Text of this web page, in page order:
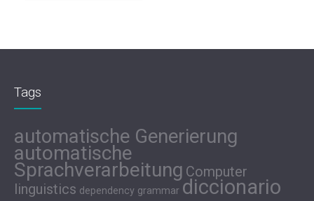
Tags
automatische Generierung
automatische
Sprachverarbeitung Computer
linguistics dependency grammar diccionario